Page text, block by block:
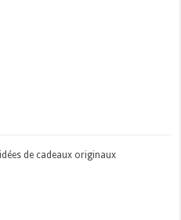
de cadeaux originaux